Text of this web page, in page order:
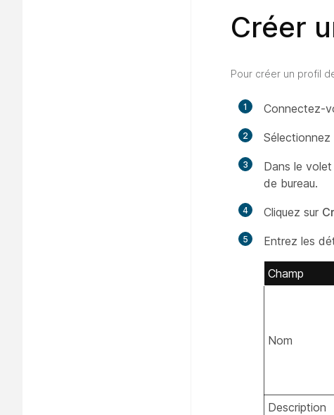
Créer
Pour créer un profil
1 Connectez-
2 Sélectionnez
3 Dans le
de bureau.
4 Cliquez sur
5 Entrez les
Champ
Nom
Description